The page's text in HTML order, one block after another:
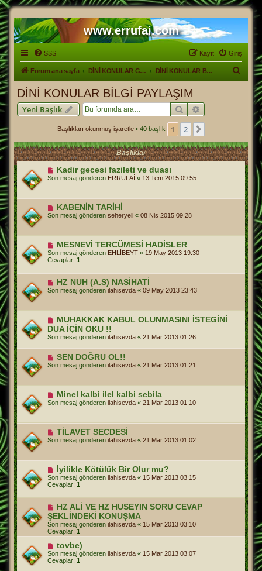
www.errufai.com
SSS Giriş
Kayıt
Forum ana sayfa DİNİ KONULAR GENEL DİNİ KONULAR BİLGİ PAYLAŞIM
DİNİ KONULAR BİLGİ PAYLAŞIM
Yeni Başlık Ara Gelişmiş arama
Başlıkları okunmuş işaretle • 40 başlık 1 2
Başlıklar
Kadir gecesi fazileti ve duası
Son mesaj gönderen ERRUFAİ « 13 Tem 2015 09:55
KABENİN TARİHİ
Son mesaj gönderen seheryeli « 08 Nis 2015 09:28
MESNEVİ TERCÜMESİ HADİSLER
Son mesaj gönderen EHLİBEYT « 19 May 2013 19:30
Cevaplar: 1
HZ NUH (A.S) NASİHATİ
Son mesaj gönderen ilahisevda « 09 May 2013 23:43
MUHAKKAK KABUL OLUNMASINI İSTEGİNİ
DUA İÇİN OKU !!
Son mesaj gönderen ilahisevda « 21 Mar 2013 01:26
SEN DOĞRU OL!!
Son mesaj gönderen ilahisevda « 21 Mar 2013 01:21
Minel kalbi ilel kalbi sebila
Son mesaj gönderen ilahisevda « 21 Mar 2013 01:10
TİLAVET SECDESİ
Son mesaj gönderen ilahisevda « 21 Mar 2013 01:02
İyilikle Kötülük Bir Olur mu?
Son mesaj gönderen ilahisevda « 15 Mar 2013 03:15
Cevaplar: 1
HZ ALİ VE HZ HUSEYIN SORU CEVAP
ŞEKLİNDEKİ KONUŞMA
Son mesaj gönderen ilahisevda « 15 Mar 2013 03:10
Cevaplar: 1
tovbe)
Son mesaj gönderen ilahisevda « 15 Mar 2013 03:07
Cevaplar: 1